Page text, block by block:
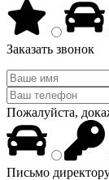
Заказать звонок
Пожалуйста,
Письмо